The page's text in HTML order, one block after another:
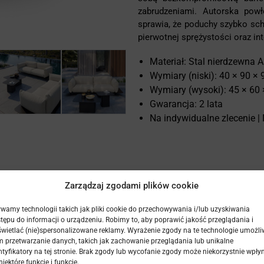
Zarządzaj zgodami plików cookie
technologii takich jak pliki cookie do przechowywania i/lub uzyskiwania
do informacji o urządzeniu. Robimy to, aby poprawić jakość przeglądania i
(nie)spersonalizowane reklamy. Wyrażenie zgody na te technologie
przetwarzanie danych, takich jak zachowanie przeglądania lub unikalne
na tej stronie. Brak zgody lub wycofanie zgody może niekorzystnie
funkcje i funkcje.
zabrudzeniami. Autorska
sprawia, że poduchy szybko
pierwotnej sprężystości oraz
Materiał: Stal nierdzewna
Wymiary (niski): 40 × 90 ×
Wymiary (wysoki): 45 × 60
Gwarancja: 2 lata
Na indywidualne zlecenie
kolekcji Velluto to synonim
Mebel charakteryzuje się
doskonale komponują się z